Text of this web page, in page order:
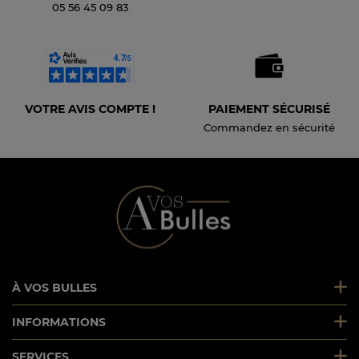
05 56 45 09 83
VOTRE AVIS COMPTE ! PAIEMENT SÉCURISÉ
Commandez en sécurité
À VOS BULLES
INFORMATIONS